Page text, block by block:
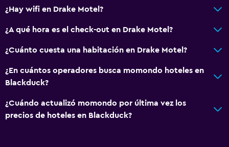
¿Hay wifi en Drake Motel?
¿A qué hora es el check-out en Drake Motel?
¿Cuánto cuesta una habitación en Drake Motel?
¿En cuántos operadores busca momondo hoteles en
Blackduck?
¿Cuándo actualizó momondo por última vez los
precios de hoteles en Blackduck?